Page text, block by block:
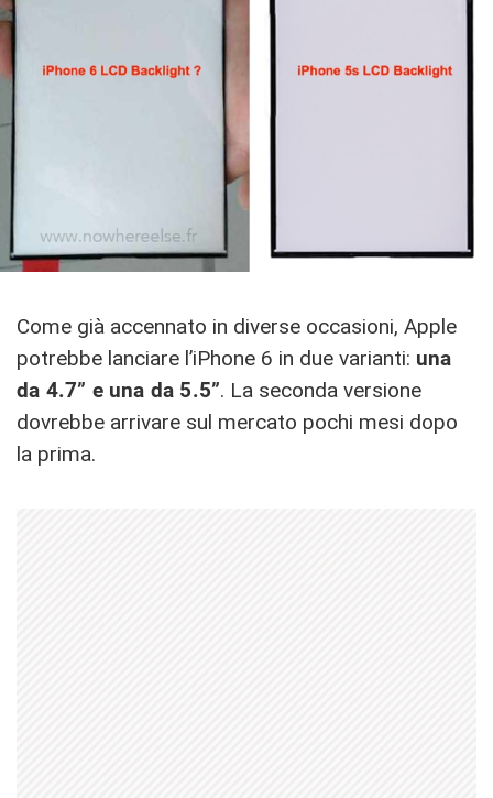
Come già accennato in diverse occasioni, Apple
potrebbe lanciare l’iPhone 6 in due varianti: una
da 4.7” e una da 5.5”. La seconda versione
dovrebbe arrivare sul mercato pochi mesi dopo
la prima.